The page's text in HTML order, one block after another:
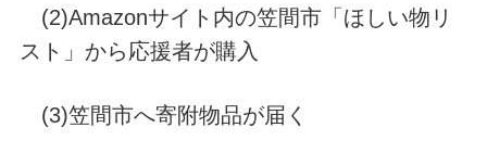
(2)Amazonサイト内の笠間市「ほしい物リ
スト」から応援者が購入
(3)笠間市へ寄附物品が届く